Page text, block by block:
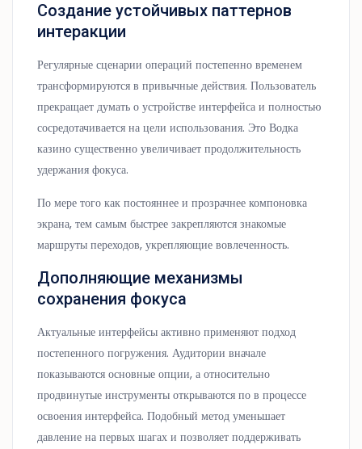
Создание устойчивых паттернов
интеракции
Регулярные сценарии операций постепенно временем
трансформируются в привычные действия. Пользователь
прекращает думать о устройстве интерфейса и полностью
сосредотачивается на цели использования. Это Водка
казино существенно увеличивает продолжительность
удержания фокуса.
По мере того как постояннее и прозрачнее компоновка
экрана, тем самым быстрее закрепляются знакомые
маршруты переходов, укрепляющие вовлеченность.
Дополняющие механизмы
сохранения фокуса
Актуальные интерфейсы активно применяют подход
постепенного погружения. Аудитории вначале
показываются основные опции, а относительно
продвинутые инструменты открываются по в процессе
освоения интерфейса. Подобный метод уменьшает
давление на первых шагах и позволяет поддерживать